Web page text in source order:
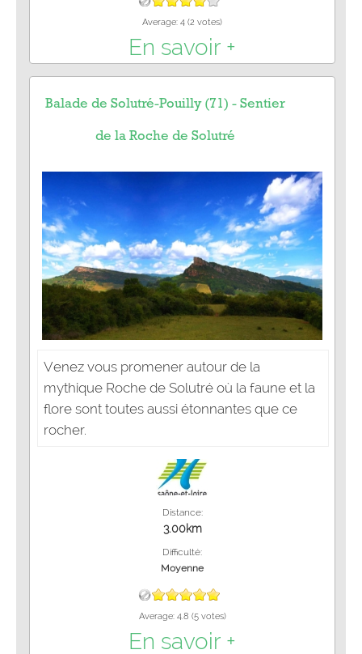
Average:4 (2 votes)
En savoir +
Balade de Solutré-Pouilly (71) - Sentier
de la Roche de Solutré
Venez vous promener autour de la
mythique Roche de Solutré où la faune et la
flore sont toutes aussi étonnantes que ce
rocher.
Distance:
3.00km
Difficulté:
Moyenne
Average: 4.8 (5votes)
En savoir +